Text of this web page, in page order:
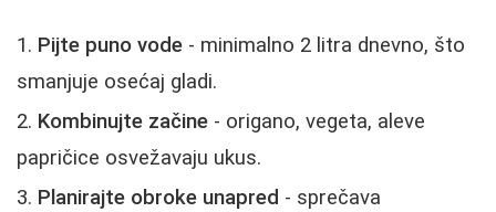
Pijte puno vode - minimalno 2 litra dnevno, što
smanjuje osećaj gladi.
Kombinujte začine - origano, vegeta, aleve
papričice osvežavaju ukus.
Planirajte obroke unapred - sprečava